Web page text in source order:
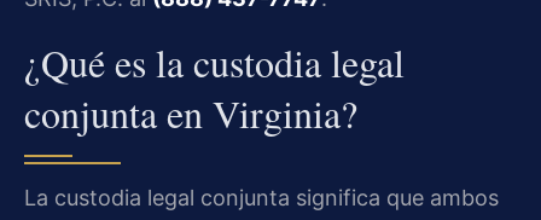
¿Qué es la custodia legal
conjunta en Virginia?
La custodia legal conjunta significa que ambos